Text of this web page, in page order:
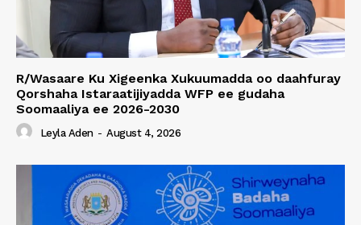
R/Wasaare Ku Xigeenka Xukuumadda oo daahfuray
Qorshaha Istaraatijiyadda WFP ee gudaha
Soomaaliya ee 2026-2030
Leyla Aden - August 4, 2026